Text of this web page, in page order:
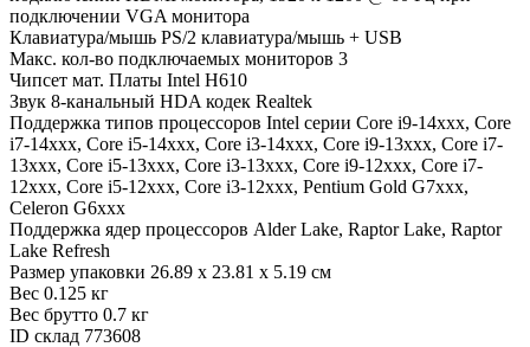
подключении VGA монитора
Клавиатура/мышь PS/2 клавиатура/мышь + USB
Макс. кол-во подключаемых мониторов 3
Чипсет мат. Платы Intel H610
Звук 8-канальный HDA кодек Realtek
Поддержка типов процессоров Intel серии Core i9-14xxx, Core
i7-14xxx, Core i5-14xxx, Core i3-14xxx, Core i9-13xxx, Core i7-
13xxx, Core i5-13xxx, Core i3-13xxx, Core i9-12xxx, Core i7-
12xxx, Core i5-12xxx, Core i3-12xxx, Pentium Gold G7xxx,
Celeron G6xxx
Поддержка ядер процессоров Alder Lake, Raptor Lake, Raptor
Lake Refresh
Размер упаковки 26.89 x 23.81 x 5.19 см
Вес 0.125 кг
Вес брутто 0.7 кг
ID склад 773608